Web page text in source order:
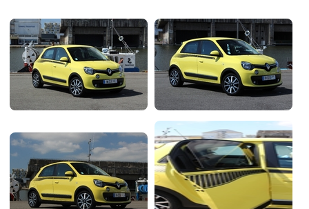
d'achat
Electriques
Utilitaires
Flottes
Auto
Services